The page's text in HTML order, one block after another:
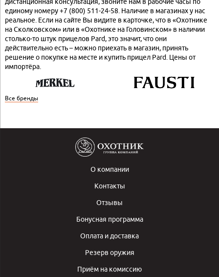
единому номеру +7 (800) 511-24-58. Наличие в магазинах у нас
реальное. Если на сайте Вы видите в карточке, что в «Охотнике
на Сколковском» или в «Охотнике на Головинском» в наличии
столько-то штук прицелов Pard, это значит, что они
действительно есть – можно приехать в магазин, принять
решение о покупке на месте и купить прицел Pard. Цены от
импортёра.
Все бренды
О компании
Контакты
Отзывы
Бонусная программа
Оплата и доставка
Резерв оружия
Приём на комиссию